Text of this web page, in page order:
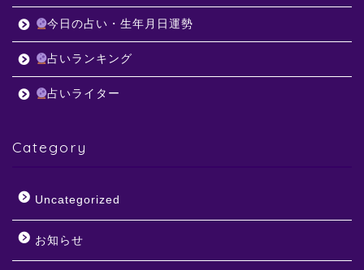
今日の占い・生年月日運勢
占いランキング
占いライター
Category
Uncategorized
お知らせ